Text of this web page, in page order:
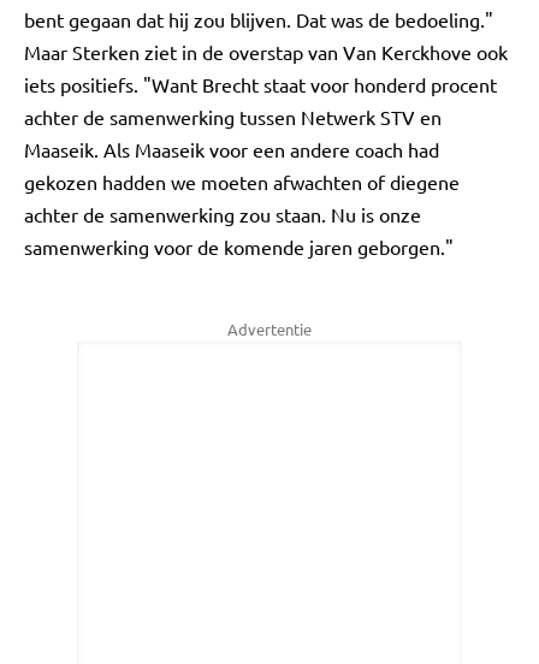
bent gegaan dat hij zou blijven. Dat was de bedoeling."
Maar Sterken ziet in de overstap van Van Kerckhove ook
iets positiefs. "Want Brecht staat voor honderd procent
achter de samenwerking tussen Netwerk STV en
Maaseik. Als Maaseik voor een andere coach had
gekozen hadden we moeten afwachten of diegene
achter de samenwerking zou staan. Nu is onze
samenwerking voor de komende jaren geborgen."
Advertentie